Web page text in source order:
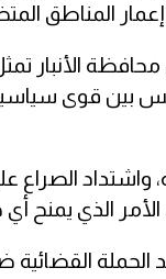
المناطق
الأنبار
بين قوى
الصراع
الذي يمنح
الحملة